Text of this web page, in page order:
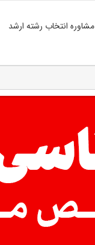
مشاوره انتخاب رشته ارشد